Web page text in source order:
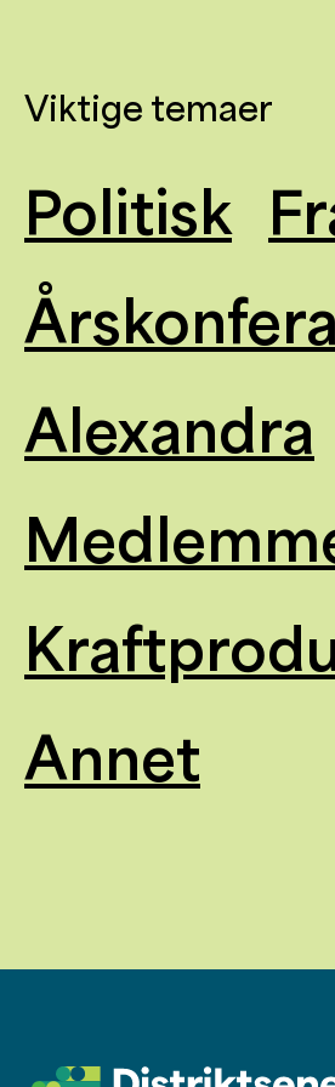
Viktige temaer
Politisk
Alexandra
Annet